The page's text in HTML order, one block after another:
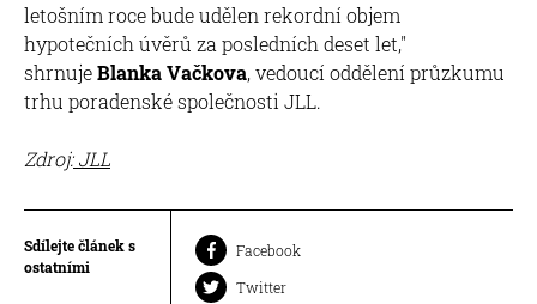
letošním roce bude udělen rekordní objem
hypotečních úvěrů za posledních deset let,"
shrnujeBlanka Vačkova, vedoucí oddělení průzkumu
trhu poradenské společnosti JLL.
Zdroj:JLL
Sdílejte článek s
ostatními
Facebook
Twitter